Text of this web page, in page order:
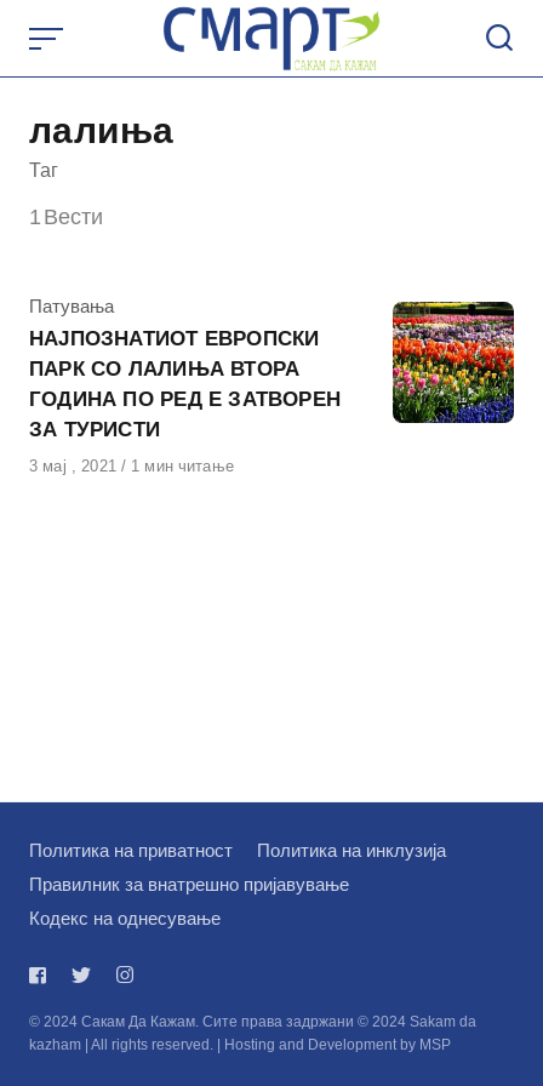
content
лалиња
Таг
1 Вести
КАтегорија
Патувања
НАЈПОЗНАТИОТ ЕВРОПСКИ
ПАРК СО ЛАЛИЊА ВТОРА
ГОДИНА ПО РЕД Е ЗАТВОРЕН
ЗА ТУРИСТИ
Објавено
3 мај , 2021 1 мин читање
Политика на приватност
Политика на инклузија
Правилник за внатрешно пријавување
Кодекс на однесување
© 2024 Сакам Да Кажам. Сите права задржани © 2024 Sakam da
kazham | All rights reserved. | Hosting and Development by MSP